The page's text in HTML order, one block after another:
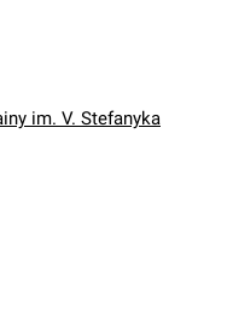
im. V. Stefanyka